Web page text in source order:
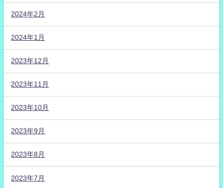
2024年2月
2024年1月
2023年12月
2023年11月
2023年10月
2023年9月
2023年8月
2023年7月